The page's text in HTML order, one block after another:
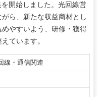
開始しました。光回線営
ら、新たな収益商材とし
やすいよう、研修・獲得
ています。
線・通信関連